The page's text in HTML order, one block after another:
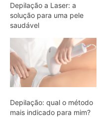
Depilação a Laser: a
solução para uma pele
saudável
Depilação: qual o método
mais indicado para mim?